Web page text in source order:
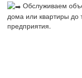
Обслуживаем
дома или квартиры до
предприятия.